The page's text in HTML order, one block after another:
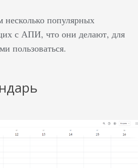
несколько популярных
с АПИ, что они делают, для
пользоваться.